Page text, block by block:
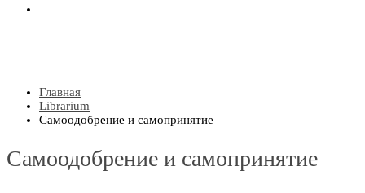
Главная
Librarium
Самоодобрение и самопринятие
Самоодобрение и самопринятие